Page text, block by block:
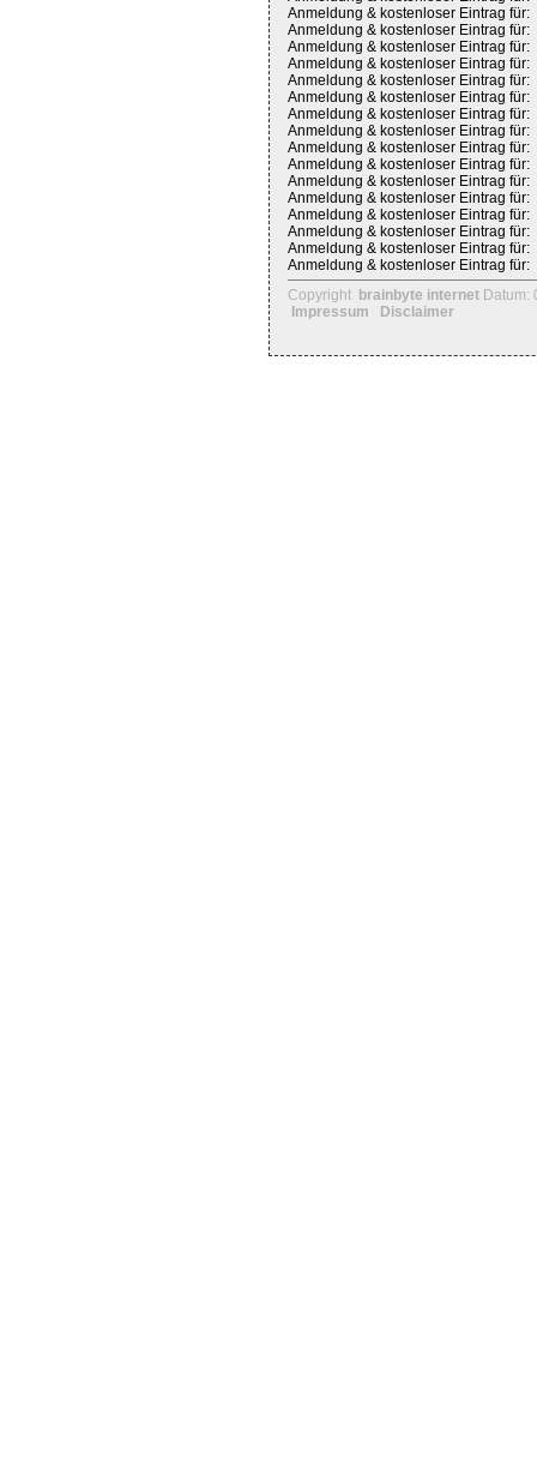
Anmeldung & kostenloser Eintrag für:
Anmeldung & kostenloser Eintrag für:
Anmeldung & kostenloser Eintrag für:
Anmeldung & kostenloser Eintrag für:
Anmeldung & kostenloser Eintrag für:
Anmeldung & kostenloser Eintrag für:
Anmeldung & kostenloser Eintrag für:
Anmeldung & kostenloser Eintrag für:
Anmeldung & kostenloser Eintrag für:
Anmeldung & kostenloser Eintrag für:
Anmeldung & kostenloser Eintrag für:
Anmeldung & kostenloser Eintrag für:
Anmeldung & kostenloser Eintrag für:
Anmeldung & kostenloser Eintrag für:
Anmeldung & kostenloser Eintrag für:
Anmeldung & kostenloser Eintrag für:
Copyright brainbyte internet Datum:
Impressum
Disclaimer